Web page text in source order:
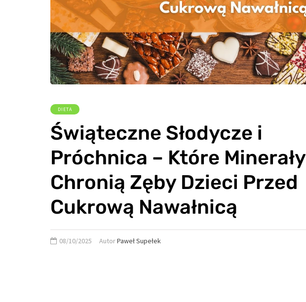
DIETA
Świąteczne Słodycze i
Próchnica – Które Minerały
Chronią Zęby Dzieci Przed
Cukrową Nawałnicą
08/10/2025 AutorPaweł Supełek